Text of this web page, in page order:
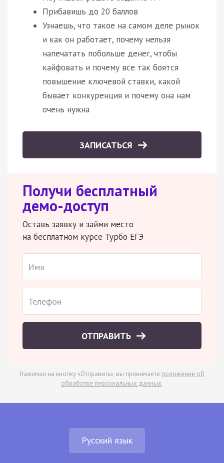
Прибавишь до 20 баллов
Узнаешь, что такое на самом деле рынок
и как он работает, почему нельзя
напечатать побольше денег, чтобы
кайфовать и почему все так боятся
повышение ключевой ставки, какой
бывает конкуренция и почему она нам
очень нужна
ЗАПИСАТЬСЯ
Получи бесплатный
демо-доступ
Оставь заявку и займи место
на бесплатном курсе Турбо ЕГЭ
ОТПРАВИТЬ
Нажимая на кнопку «Отправить», вы принимаете положение об
обработке персональных данных.
Русский язык